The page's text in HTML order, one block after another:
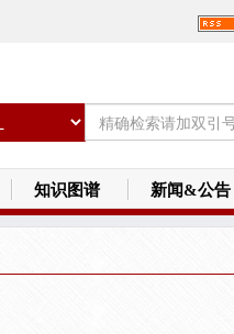
知识图谱 新闻&公告